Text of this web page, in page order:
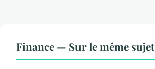
Finance — Sur le même sujet